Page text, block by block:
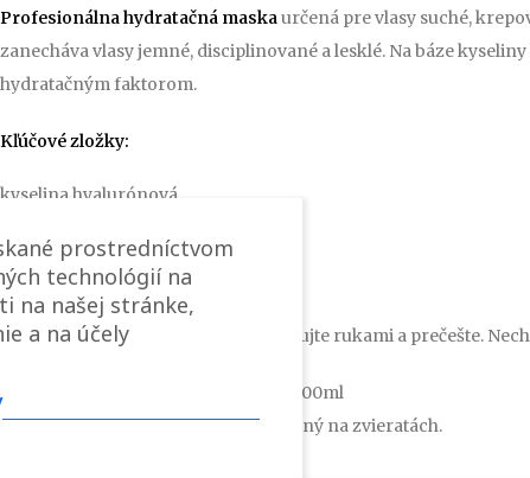
Profesionálna hydratačná maskaurčená pre vlasy suché,
zanecháva vlasy jemné, disciplinované a lesklé. Na báze
hydratačným faktorom.
Kľúčové zložky:
kyselina hyalurónová
aminokyseliny
bambucké maslo
Návod na použitie:
Aplikujte na dĺžky a končeky. Vmasírujte rukami a prečešte.
Vyrábané v baleniach: 75ml, 200ml, 500ml
Originál taliansky produkt netestovaný na zvieratách.
prostredníctvom
technológií na
na našej stránke,
a na účely